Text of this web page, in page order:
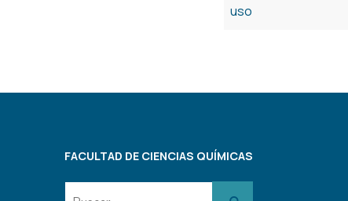
uso
FACULTAD DE CIENCIAS QUÍMICAS